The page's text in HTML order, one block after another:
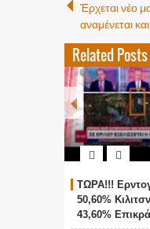
Έρχεται νέο
αναμένεται
Related Posts
ΤΩΡΑ!!!
50,60%
43,60%